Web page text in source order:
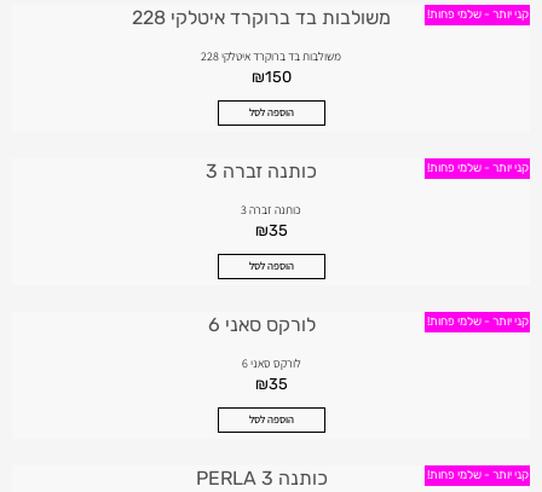
קני יותר - שלמי פחות!
משולבות בד ברוקרד איטלקי 228
₪150
הוספה לסל
קני יותר - שלמי פחות!
כותנה זברה 3
₪35
הוספה לסל
קני יותר - שלמי פחות!
לורקס סאני 6
₪35
הוספה לסל
קני יותר - שלמי פחות!